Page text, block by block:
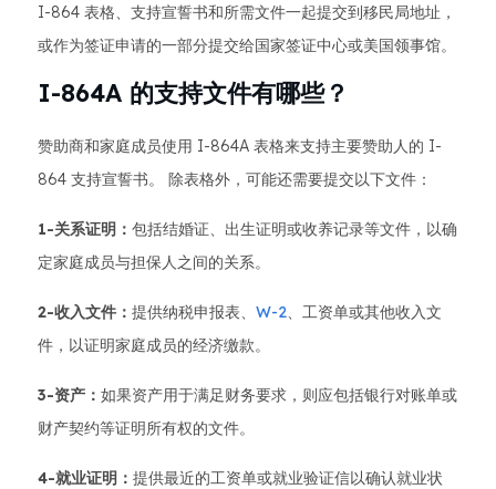
I-864 表格、支持宣誓书和所需文件一起提交到移民局地址，
或作为签证申请的一部分提交给国家签证中心或美国领事馆。
I-864A 的支持文件有哪些？
赞助商和家庭成员使用 I-864A 表格来支持主要赞助人的 I-
864 支持宣誓书。 除表格外，可能还需要提交以下文件：
1-关系证明： 包括结婚证、出生证明或收养记录等文件，以确
定家庭成员与担保人之间的关系。
2-收入文件： 提供纳税申报表、 W-2、工资单或其他收入文
件，以证明家庭成员的经济缴款。
3-资产： 如果资产用于满足财务要求，则应包括银行对账单或
财产契约等证明所有权的文件。
4-就业证明： 提供最近的工资单或就业验证信以确认就业状